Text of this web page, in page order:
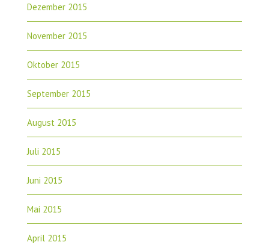
Dezember 2015
November 2015
Oktober 2015
September 2015
August 2015
Juli 2015
Juni 2015
Mai 2015
April 2015